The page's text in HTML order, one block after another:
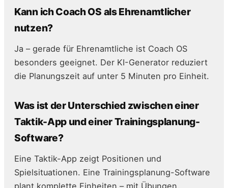
Kann ich Coach OS als Ehrenamtlicher
nutzen?
Ja – gerade für Ehrenamtliche ist Coach OS
besonders geeignet. Der KI-Generator reduziert
die Planungszeit auf unter 5 Minuten pro Einheit.
Was ist der Unterschied zwischen einer
Taktik-App und einer Trainingsplanung-
Software?
Eine Taktik-App zeigt Positionen und
Spielsituationen. Eine Trainingsplanung-Software